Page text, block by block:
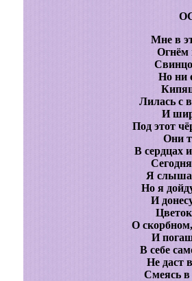
Мне в
Огнём
Но ни
Лилась с
И
Под этот
Они
В сердцах
Я
Но я
И
О
И
В себе
Не даст
Смеясь